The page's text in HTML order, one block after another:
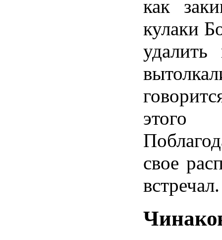
как
кулаки
этого
свое
встречал.